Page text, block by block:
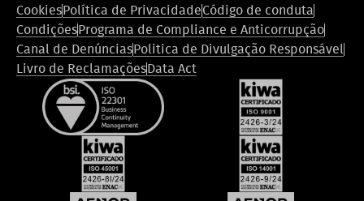
Footer
legal
compliance
Cookies Política de PrivacidadeCódigo de conduta
Condições Programa de Compliance e Anticorrupção
Canal de Denúncias Politica de Divulgação Responsável
Livro de Reclamações Data Act